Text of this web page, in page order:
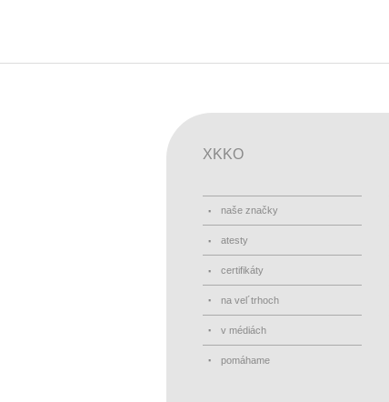
XKKO
naše značky
atesty
certifikáty
na vel´trhoch
v médiách
pomáhame